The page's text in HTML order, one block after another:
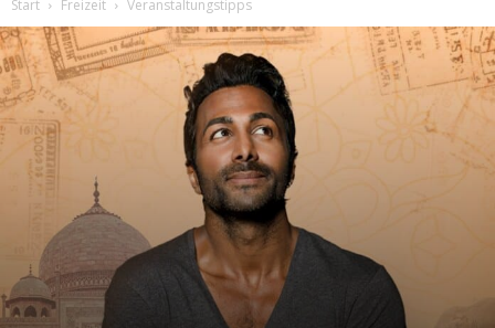
Start Freizeit Veranstaltungstipps